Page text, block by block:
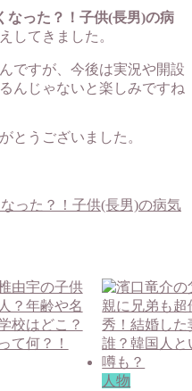
なった？！子供(長男)の病
してきました。
ですが、今後は実況や開設
んじゃないと楽しみですね
とうございました。
った？！子供(長男)の病気
人物